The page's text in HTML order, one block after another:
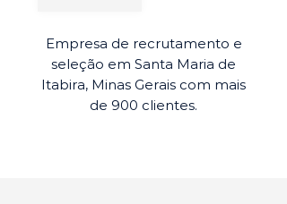
Empresa de recrutamento e
seleção em Santa Maria de
Itabira, Minas Gerais com mais
de 900 clientes.